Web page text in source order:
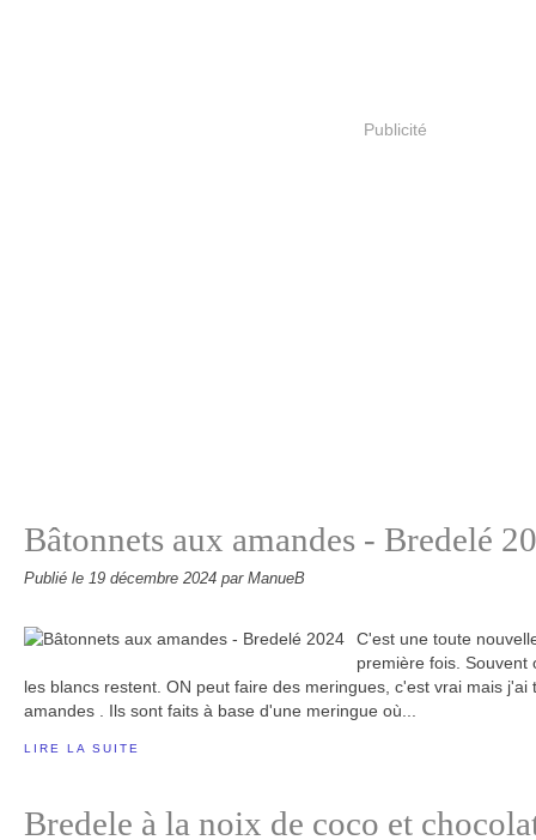
Publicité
Bâtonnets aux amandes - Bredelé
Publié le 19 décembre 2024 par ManueB
C'est une toute
première fois. Souvent
les blancs restent. ON peut faire des meringues, c'est vrai mais j'ai
amandes . Ils sont faits à base d'une meringue où...
LIRE LA SUITE
Bredele à la noix de coco et